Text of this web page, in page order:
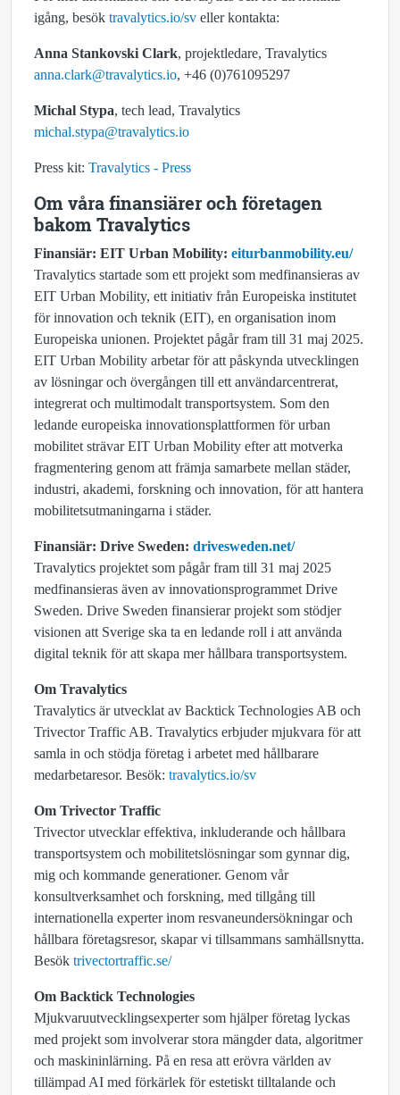
igång, besök travalytics.io/sv eller kontakta:
Anna Stankovski Clark, projektledare, Travalytics
anna.clark@travalytics.io, +46 (0)761095297
Michal Stypa, tech lead, Travalytics
michal.stypa@travalytics.io
Press kit: Travalytics - Press
Om våra finansiärer och företagen
bakom Travalytics
Finansiär: EIT Urban Mobility: eiturbanmobility.eu/
Travalytics startade som ett projekt som medfinansieras av
EIT Urban Mobility, ett initiativ från Europeiska institutet
för innovation och teknik (EIT), en organisation inom
Europeiska unionen. Projektet pågår fram till 31 maj 2025.
EIT Urban Mobility arbetar för att påskynda utvecklingen
av lösningar och övergången till ett användarcentrerat,
integrerat och multimodalt transportsystem. Som den
ledande europeiska innovationsplattformen för urban
mobilitet strävar EIT Urban Mobility efter att motverka
fragmentering genom att främja samarbete mellan städer,
industri, akademi, forskning och innovation, för att hantera
mobilitetsutmaningarna i städer.
Finansiär: Drive Sweden: drivesweden.net/
Travalytics projektet som pågår fram till 31 maj 2025
medfinansieras även av innovationsprogrammet Drive
Sweden. Drive Sweden finansierar projekt som stödjer
visionen att Sverige ska ta en ledande roll i att använda
digital teknik för att skapa mer hållbara transportsystem.
Om Travalytics
Travalytics är utvecklat av Backtick Technologies AB och
Trivector Traffic AB. Travalytics erbjuder mjukvara för att
samla in och stödja företag i arbetet med hållbarare
medarbetaresor. Besök: travalytics.io/sv
Om Trivector Traffic
Trivector utvecklar effektiva, inkluderande och hållbara
transportsystem och mobilitetslösningar som gynnar dig,
mig och kommande generationer. Genom vår
konsultverksamhet och forskning, med tillgång till
internationella experter inom resvaneundersökningar och
hållbara företagsresor, skapar vi tillsammans samhällsnytta.
Besök trivectortraffic.se/
Om Backtick Technologies
Mjukvaruutvecklingsexperter som hjälper företag lyckas
med projekt som involverar stora mängder data, algoritmer
och maskininlärning. På en resa att erövra världen av
tillämpad AI med förkärlek för estetiskt tilltalande och